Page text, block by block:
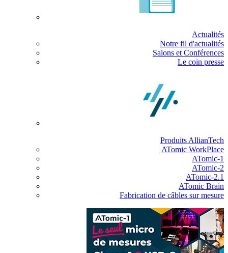
Actualités
Notre fil d'actualités
Salons et Conférences
Le coin presse
Produits AllianTech
ATomic WorkPlace
ATomic-1
ATomic-2
ATomic-2.1
ATomic Brain
Fabrication de câbles sur mesure